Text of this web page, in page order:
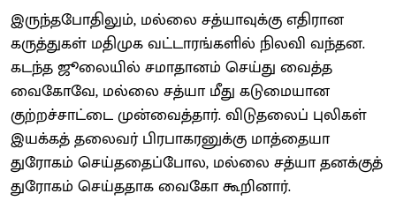
இருந்தபோதிலும், மல்லை சத்யாவுக்கு எதிரான
கருத்துகள் மதிமுக வட்டாரங்களில் நிலவி வந்தன.
கடந்த ஜூலையில் சமாதானம் செய்து வைத்த
வைகோவே, மல்லை சத்யா மீது கடுமையான
குற்றச்சாட்டை முன்வைத்தார். விடுதலைப் புலிகள்
இயக்கத் தலைவர் பிரபாகரனுக்கு மாத்தையா
துரோகம் செய்ததைப்போல, மல்லை சத்யா தனக்குத்
துரோகம் செய்ததாக வைகோ கூறினார்.